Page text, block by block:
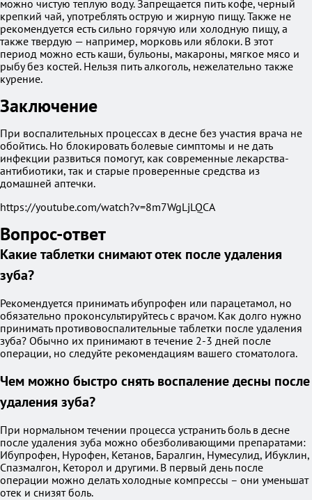
можно чистую теплую воду. Запрещается пить кофе, черный
крепкий чай, употреблять острую и жирную пищу. Также не
рекомендуется есть сильно горячую или холодную пищу, а
также твердую — например, морковь или яблоки. В этот
период можно есть каши, бульоны, макароны, мягкое мясо и
рыбу без костей. Нельзя пить алкоголь, нежелательно также
курение.
Заключение
При воспалительных процессах в десне без участия врача не
обойтись. Но блокировать болевые симптомы и не дать
инфекции развиться помогут, как современные лекарства-
антибиотики, так и старые проверенные средства из
домашней аптечки.
https://youtube.com/watch?v=8m7WgLjLQCA
Вопрос-ответ
Какие таблетки снимают отек после удаления
зуба?
Рекомендуется принимать ибупрофен или парацетамол, но
обязательно проконсультируйтесь с врачом. Как долго нужно
принимать противовоспалительные таблетки после удаления
зуба? Обычно их принимают в течение 2-3 дней после
операции, но следуйте рекомендациям вашего стоматолога.
Чем можно быстро снять воспаление десны после
удаления зуба?
При нормальном течении процесса устранить боль в десне
после удаления зуба можно обезболивающими препаратами:
Ибупрофен, Нурофен, Кетанов, Баралгин, Нумесулид, Ибуклин,
Спазмалгон, Кеторол и другими. В первый день после
операции можно делать холодные компрессы – они уменьшат
отек и снизят боль.